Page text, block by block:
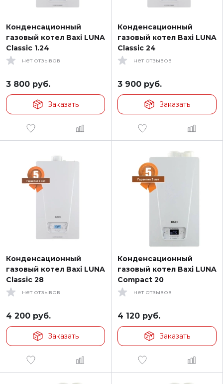
Конденсационный
газовый котел Baxi LUNA
Classic 1.24
нет отзывов
3 800 руб.
Заказать
Конденсационный
газовый котел Baxi LUNA
Classic 24
нет отзывов
3 900 руб.
Заказать
Конденсационный
газовый котел Baxi LUNA
Classic 28
нет отзывов
4 200 руб.
Заказать
Конденсационный
газовый котел Baxi LUNA
Compact 20
нет отзывов
4 120 руб.
Заказать